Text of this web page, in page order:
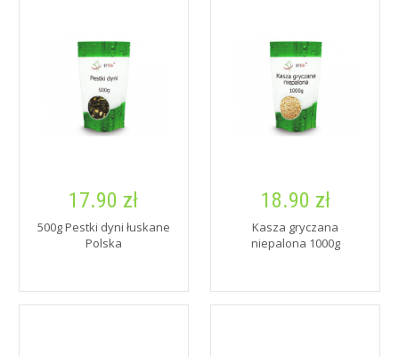
17.90 zł
500g Pestki dyni łuskane
Polska
18.90 zł
Kasza gryczana
niepalona 1000g